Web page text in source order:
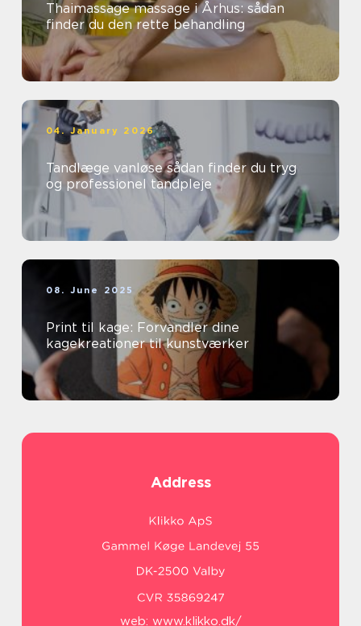
Thaimassage massage i Århus: sådan
finder du den rette behandling
04. January 2026
Tandlæge vanløse sådan finder du tryg
og professionel tandpleje
08. June 2025
Print til kage: Forvandler dine
kagekreationer til kunstværker
Address
web: www.klikko.dk/